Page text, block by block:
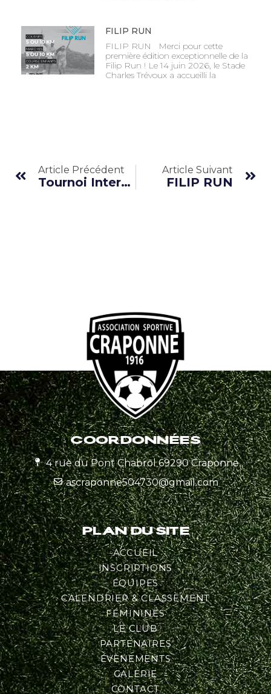
FILIP RUN
FILIP RUN Merci pour cette
première édition exceptionnelle de la
Filip Run ! Le 14 juin 2026, le Stade
Charles Trévoux a accueilli la
Article Précédent
Tournoi Interentreprises
Article Suivant
FILIP RUN
COORDONNÉES
4 rue du Pont Chabrol 69290 Craponne
ascraponne504730@gmail.com
PLAN DU SITE
ACCUEIL
INSCRIPTIONS
ÉQUIPES
CALENDRIER & CLASSEMENT
FÉMININES
LE CLUB
PARTENAIRES
ÉVÈNEMENTS
GALERIE
CONTACT